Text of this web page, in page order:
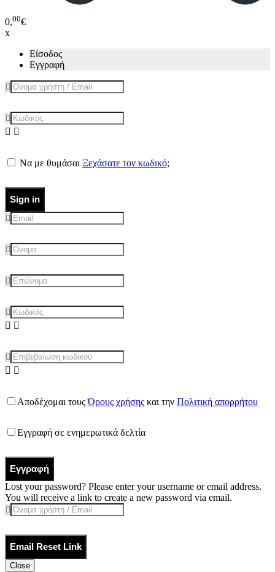
0,00€
x
Είσοδος
Εγγραφή
Να με θυμάσαι Ξεχάσατε τον κωδικό;
Sign in
Αποδέχομαι τουςΌρους χρήσης και την Πολιτική απορρήτου
Εγγραφή σε ενημερωτικά δελτία
Εγγραφή
Lost your password? Please enter your username or email address.
You will receive a link to create a new password via email.
Email Reset Link
Close